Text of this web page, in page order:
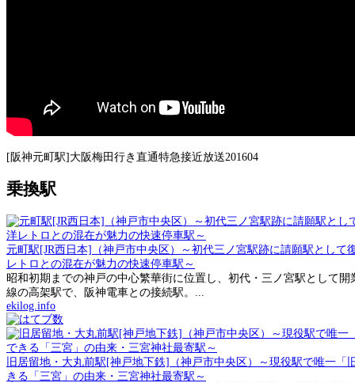
[阪神元町駅]大阪梅田行き直通特急接近放送201604
乗換駅
元町駅[JR西日本]（神戸市中央区）～初代三ノ宮駅跡に請願駅とし
レトロとの混在が魅力の快速停車駅～
昭和初期までの神戸の中心繁華街に位置し、初代・三ノ宮駅として
線の高架駅で、阪神電車との接続駅。...
ekilog.info
旧居留地・大丸前駅[神戸地下鉄]（神戸市中央区）～現役駅で唯一
きる「三宮」の由来・三宮神社最寄駅～